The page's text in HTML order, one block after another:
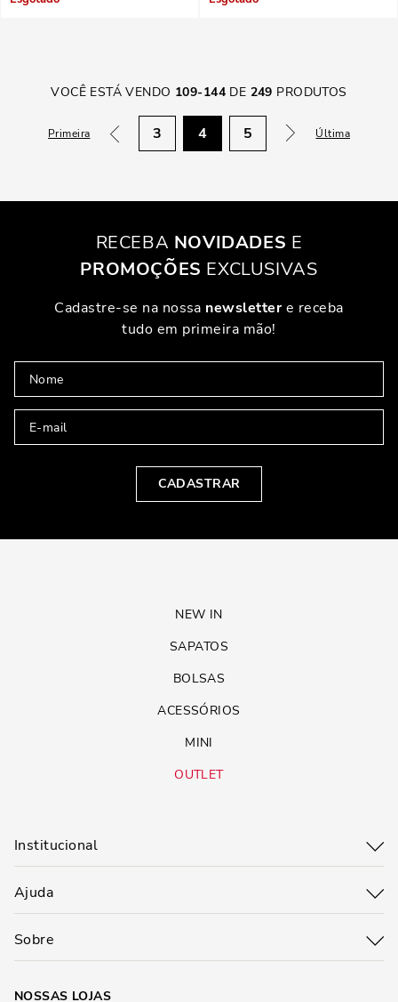
Indisponível Indisponível
VOCÊ ESTÁ VENDO 109-144 DE 249 PRODUTOS
Primeira 3 4 5 Última
RECEBA NOVIDADES E
PROMOÇÕES EXCLUSIVAS
Cadastre-se na nossa newslettere receba
tudo em primeira mão!
CADASTRAR
NEW IN
SAPATOS
BOLSAS
ACESSÓRIOS
MINI
OUTLET
Institucional
Ajuda
Sobre
NOSSAS LOJAS